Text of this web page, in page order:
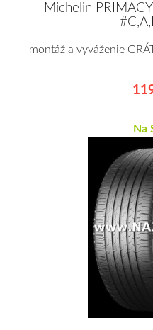
Michelin
+ montáž a vyváženie
Na